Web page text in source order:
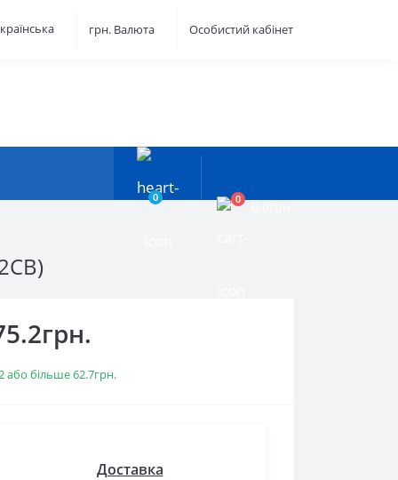
грн. Валюта Особистий кабінет
0 0
або більше 62.7грн.
Доставка